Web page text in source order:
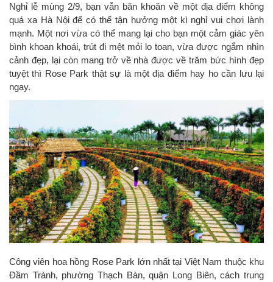
Nghỉ lễ mùng 2/9, bạn vẫn băn khoăn về một địa điểm không
quá xa Hà Nội để có thể tận hưởng một kì nghỉ vui chơi lành
mạnh. Một nơi vừa có thể mang lại cho bạn một cảm giác yên
bình khoan khoái, trút đi mệt mỏi lo toan, vừa được ngắm nhìn
cảnh đẹp, lại còn mang trở về nhà được về trăm bức hình đẹp
tuyệt thì Rose Park thật sự là một địa điểm hay ho cần lưu lại
ngay.
Công viên hoa hồng Rose Park lớn nhất tại Việt Nam thuộc khu
Đầm Trành, phường Thạch Bàn, quận Long Biên, cách trung